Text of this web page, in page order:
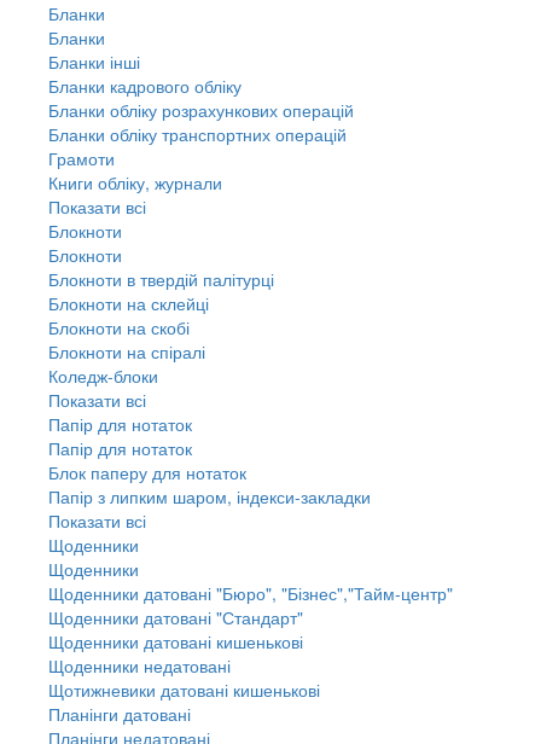
Бланки
Бланки
Бланки інші
Бланки кадрового обліку
Бланки обліку розрахункових операцій
Бланки обліку транспортних операцій
Грамоти
Книги обліку, журнали
Показати всі
Блокноти
Блокноти
Блокноти в твердій палітурці
Блокноти на склейці
Блокноти на скобі
Блокноти на спіралі
Коледж-блоки
Показати всі
Папір для нотаток
Папір для нотаток
Блок паперу для нотаток
Папір з липким шаром, індекси-закладки
Показати всі
Щоденники
Щоденники
Щоденники датовані "Бюро", "Бізнес","Тайм-центр"
Щоденники датовані "Стандарт"
Щоденники датовані кишенькові
Щоденники недатовані
Щотижневики датовані кишенькові
Планінги датовані
Планінги недатовані